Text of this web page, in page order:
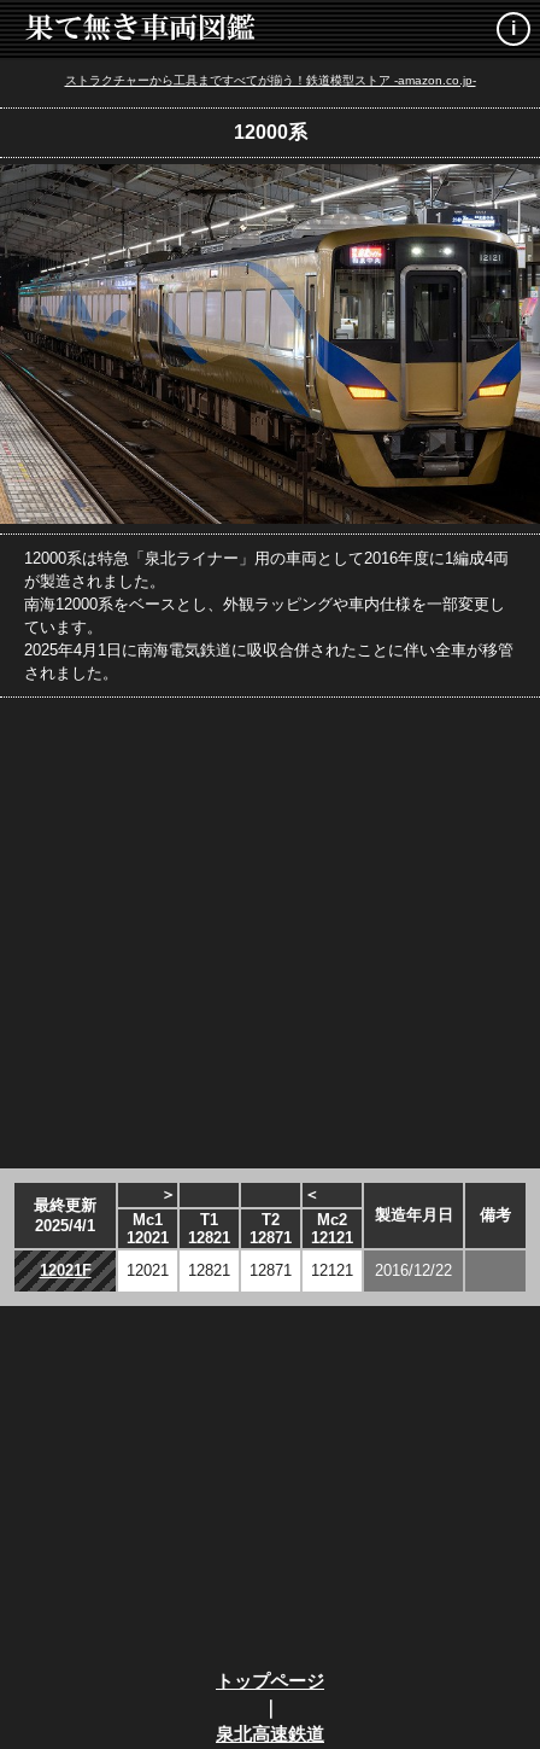
i
ストラクチャーから工具まですべてが揃う！鉄道模型ストア -amazon.co.jp-
12000系
12000系は特急「泉北ライナー」用の車両として2016年度に1編成4両
が製造されました。
南海12000系をベースとし、外観ラッピングや車内仕様を一部変更し
ています。
2025年4月1日に南海電気鉄道に吸収合併されたことに伴い全車が移管
されました。
最終更新
2025/4/1
＞
＜
製造年月日
備考
Mc1
12021
T1
12821
T2
12871
Mc2
12121
12021F
12021 12821 12871 12121 2016/12/22
トップページ
｜
泉北高速鉄道